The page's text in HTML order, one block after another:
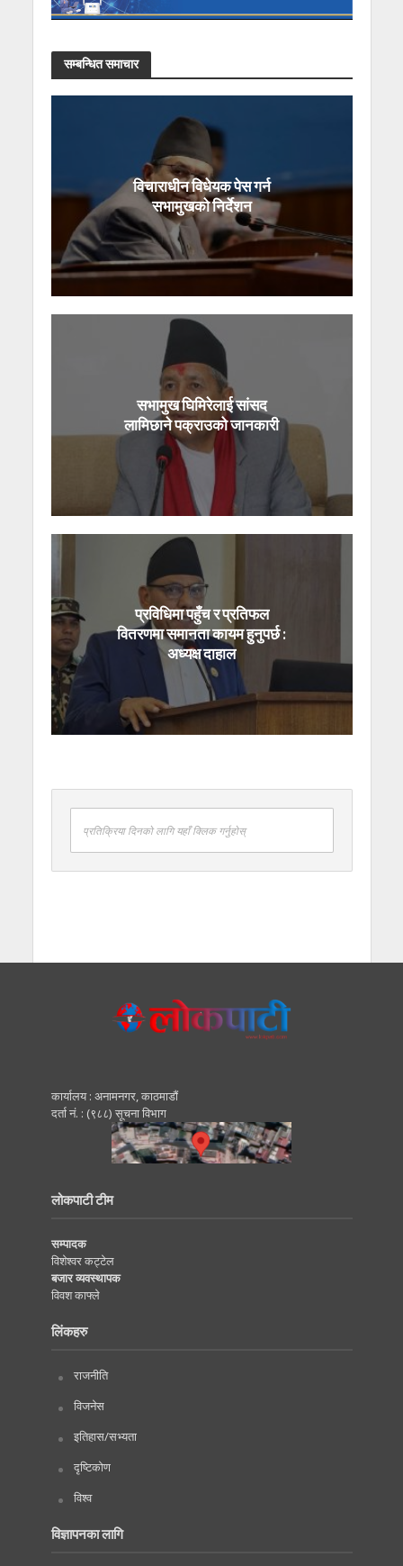
सम्बन्धित समाचार
विचाराधीन विधेयक पेस गर्न
सभामुखको निर्देशन
सभामुख घिमिरेलाई सांसद
लामिछाने पक्राउको जानकारी
प्रविधिमा पहुँच र प्रतिफल
वितरणमा समानता कायम हुनुपर्छ :
अध्यक्ष दाहाल
प्रतिक्रिया दिनको लागि यहाँ क्लिक गर्नुहोस्
कार्यालय : अनामनगर, काठमाडाैं
दर्ता नं. : (९८८) सूचना विभाग
लोकपाटी टीम
सम्पादक
विशेश्वर कट्टेल
बजार व्यवस्थापक
विवश काफ्ले
लिंकहरु
राजनीति
विजनेस
इतिहास/सभ्यता
दृष्टिकोण
विश्व
विज्ञापनका लागि